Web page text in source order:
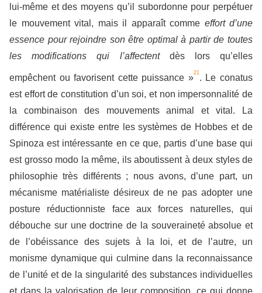
lui-même et des moyens qu’il subordonne pour perpétuer
le mouvement vital, mais il apparaît comme effort d’une
essence pour rejoindre son être optimal à partir de toutes
les modifications qui l’affectentdès lors qu’elles
empêchent ou favorisent cette puissance »21. Le conatus
est effort de constitution d’un soi, et non impersonnalité de
la combinaison des mouvements animal et vital. La
différence qui existe entre les systèmes de Hobbes et de
Spinoza est intéressante en ce que, partis d’une base qui
est grosso modo la même, ils aboutissent à deux styles de
philosophie très différents ; nous avons, d’une part, un
mécanisme matérialiste désireux de ne pas adopter une
posture réductionniste face aux forces naturelles, qui
débouche sur une doctrine de la souveraineté absolue et
de l’obéissance des sujets à la loi, et de l’autre, un
monisme dynamique qui culmine dans la reconnaissance
de l’unité et de la singularité des substances individuelles
et dans la valorisation de leur composition, ce qui donne